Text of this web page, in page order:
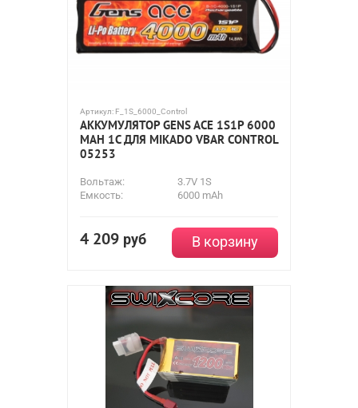
Артикул: F_1S_6000_Control
АККУМУЛЯТОР GENS ACE 1S1P 6000
MAH 1C ДЛЯ MIKADO VBAR CONTROL
05253
Вольтаж:
3.7V 1S
Емкость:
6000 mAh
4 209 руб В корзину